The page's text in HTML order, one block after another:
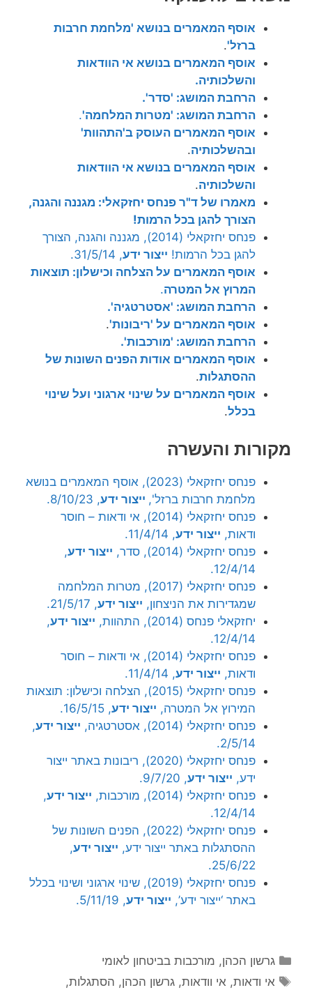
אוסף המאמרים בנושא 'מלחמת חרבות
ברזל'.
אוסף המאמרים בנושא אי הוודאות
והשלכותיה.
הרחבת המושג: 'סדר'.
הרחבת המושג: 'מטרות המלחמה'.
אוסף המאמרים העוסק ב'התהוות'
ובהשלכותיה.
אוסף המאמרים בנושא אי הוודאות
והשלכותיה.
מאמרו של ד"ר פנחס יחזקאלי: מגננה והגנה,
הצורך להגן בכל הרמות!
פנחס יחזקאלי (2014), מגננה והגנה, הצורך
להגן בכל הרמות! ייצור ידע, 31/5/14.
אוסף המאמרים על הצלחה וכישלון: תוצאות
המרוץ אל המטרה.
הרחבת המושג: 'אסטרטגיה'.
אוסף המאמרים על 'ריבונות'.
הרחבת המושג: 'מורכבות'.
אוסף המאמרים אודות הפנים השונות של
ההסתגלות.
אוסף המאמרים על שינוי ארגוני ועל שינוי
בכלל.
מקורות והעשרה
פנחס יחזקאלי (2023), אוסף המאמרים בנושא
מלחמת חרבות ברזל', ייצור ידע, 8/10/23.
פנחס יחזקאלי (2014), אי ודאות – חוסר
ודאות, ייצור ידע, 11/4/14.
פנחס יחזקאלי (2014), סדר,
ייצור ידע,
12/4/14.
פנחס יחזקאלי (2017), מטרות המלחמה
שמגדירות את הניצחון, ייצור ידע, 21/5/17.
יחזקאלי פנחס (2014), התהוות,
ייצור ידע,
12/4/14.
פנחס יחזקאלי (2014), אי ודאות – חוסר
ודאות, ייצור ידע, 11/4/14.
פנחס יחזקאלי (2015), הצלחה וכישלון: תוצאות
המירוץ אל המטרה, ייצור ידע, 16/5/15.
פנחס יחזקאלי (2014), אסטרטגיה,
ייצור ידע,
2/5/14.
פנחס יחזקאלי (2020), ריבונות באתר ייצור
ידע, ייצור ידע, 9/7/20.
פנחס יחזקאלי (2014), מורכבות,
ייצור ידע,
12/4/14.
פנחס יחזקאלי (2022), הפנים השונות של
ההסתגלות באתר ייצור ידע, ייצור ידע,
25/6/22.
פנחס יחזקאלי (2019), שינוי ארגוני ושינוי בכלל
באתר ‘ייצור ידע’, ייצור ידע, 5/11/19.
קטגוריות
גרשון הכהן, מורכבות בביטחון לאומי
תגיות
אי ודאות, אי וודאות,גרשון הכהן, הסתגלות,